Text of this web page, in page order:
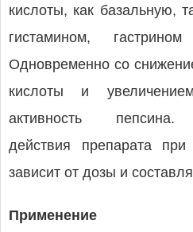
кислоты, как базальную,
гистамином,
Одновременно со
кислоты и
активность пепсина.
действия препарата
зависит от дозы и
Применение